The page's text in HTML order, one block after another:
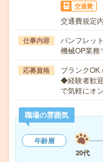
交通費
交通費規定
仕事内容
パンフレッ
機械OP業
応募資格
ブランクOK
◆経験者歓
で気軽にオ
職場の雰囲気
年齢層
20代